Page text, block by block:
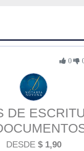
0
DE
DESDE $ 1,90